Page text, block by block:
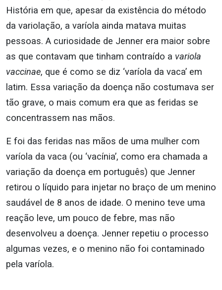
História em que, apesar da existência do método
da variolação, a varíola ainda matava muitas
pessoas. A curiosidade de Jenner era maior sobre
as que contavam que tinham contraído a variola
vaccinae, que é como se diz ‘varíola da vaca’ em
latim. Essa variação da doença não costumava ser
tão grave, o mais comum era que as feridas se
concentrassem nas mãos.
E foi das feridas nas mãos de uma mulher com
varíola da vaca (ou ‘vacínia’, como era chamada a
variação da doença em português) que Jenner
retirou o líquido para injetar no braço de um menino
saudável de 8 anos de idade. O menino teve uma
reação leve, um pouco de febre, mas não
desenvolveu a doença. Jenner repetiu o processo
algumas vezes, e o menino não foi contaminado
pela varíola.